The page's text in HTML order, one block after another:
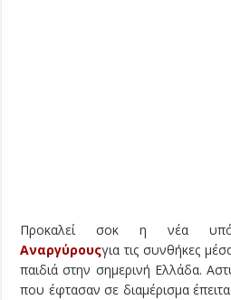
Προκαλεί σοκ η νέα
Αναργύρουςγια τις συνθήκες
παιδιά στην σημερινή Ελλάδα.
που έφτασαν σε διαμέρισμα